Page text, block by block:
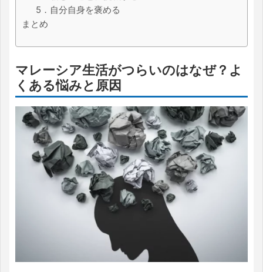
5．自分自身を褒める
まとめ
マレーシア生活がつらいのはなぜ？よ
くある悩みと原因